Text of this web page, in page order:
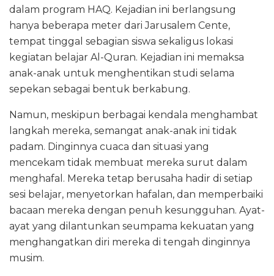
dalam program HAQ. Kejadian ini berlangsung
hanya beberapa meter dari Jarusalem Cente,
tempat tinggal sebagian siswa sekaligus lokasi
kegiatan belajar Al-Quran. Kejadian ini memaksa
anak-anak untuk menghentikan studi selama
sepekan sebagai bentuk berkabung.
Namun, meskipun berbagai kendala menghambat
langkah mereka, semangat anak-anak ini tidak
padam. Dinginnya cuaca dan situasi yang
mencekam tidak membuat mereka surut dalam
menghafal. Mereka tetap berusaha hadir di setiap
sesi belajar, menyetorkan hafalan, dan memperbaiki
bacaan mereka dengan penuh kesungguhan. Ayat-
ayat yang dilantunkan seumpama kekuatan yang
menghangatkan diri mereka di tengah dinginnya
musim.